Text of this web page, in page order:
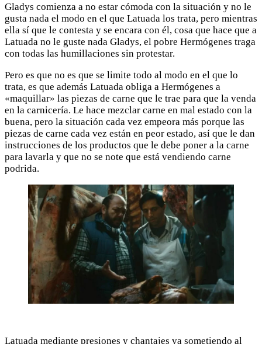
Gladys comienza a no estar cómoda con la situación y no le
gusta nada el modo en el que Latuada los trata, pero mientras
ella sí que le contesta y se encara con él, cosa que hace que a
Latuada no le guste nada Gladys, el pobre Hermógenes traga
con todas las humillaciones sin protestar.
Pero es que no es que se limite todo al modo en el que lo
trata, es que además Latuada obliga a Hermógenes a
«maquillar» las piezas de carne que le trae para que la venda
en la carnicería. Le hace mezclar carne en mal estado con la
buena, pero la situación cada vez empeora más porque las
piezas de carne cada vez están en peor estado, así que le dan
instrucciones de los productos que le debe poner a la carne
para lavarla y que no se note que está vendiendo carne
podrida.
Latuada mediante presiones y chantajes va sometiendo al